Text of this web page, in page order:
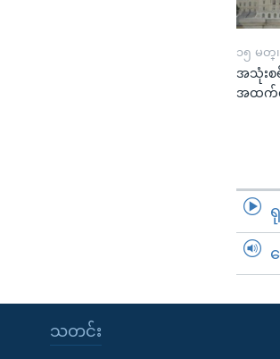
၁၅ မတ္
အသုံးစ
အထက်
သတင်း